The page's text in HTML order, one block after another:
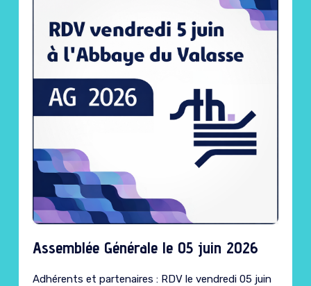
Assemblée Générale le 05 juin 2026
Adhérents et partenaires : RDV le vendredi 05 juin